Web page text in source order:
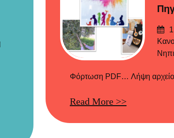
στις
Φόρτωση PDF… Λήψη
Read More >>